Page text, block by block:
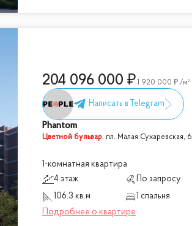
204 096 000 1 920 000 /м²
Phantom
Цветной бульвар, пл. Малая Сухаревская, 6
1-комнатная квартира
4 этаж
По запросу
106.3 кв.м
1 спальня